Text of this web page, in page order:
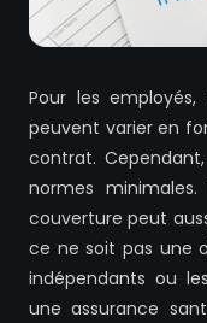
Pour les employés,
peuvent varier en
contrat.
normes
couverture peut
ce ne soit pas une
indépendants ou
une assurance